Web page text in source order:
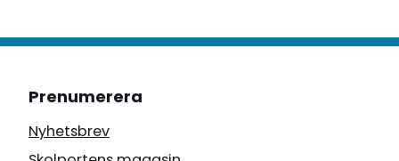
Prenumerera
Nyhetsbrev